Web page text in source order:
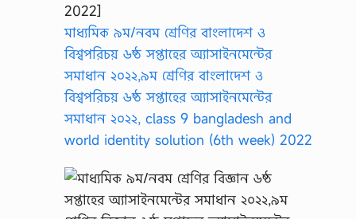
মাধ্যমিক ৯ম/নবম শ্রেণির বাংলাদেশ ও
বিশ্বপরিচয় ৬ষ্ঠ সপ্তাহের অ্যাসাইনমেন্টের
সমাধান ২০২২,৯ম শ্রেণির বাংলাদেশ ও
বিশ্বপরিচয় ৬ষ্ঠ সপ্তাহের অ্যাসাইনমেন্টের
সমাধান ২০২২, class 9 bangladesh and
world identity solution (6th week) 2022